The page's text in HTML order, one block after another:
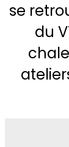
se
du